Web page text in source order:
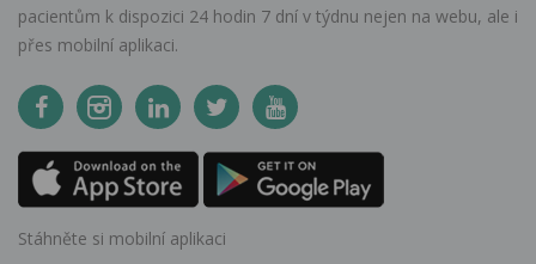
pacientům k dispozici 24 hodin 7 dní v týdnu nejen na webu, ale i
přes mobilní aplikaci.
Stáhněte si mobilní aplikaci